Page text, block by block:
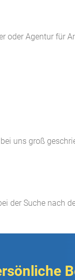
oder Agentur für
uns groß
der Suche nach